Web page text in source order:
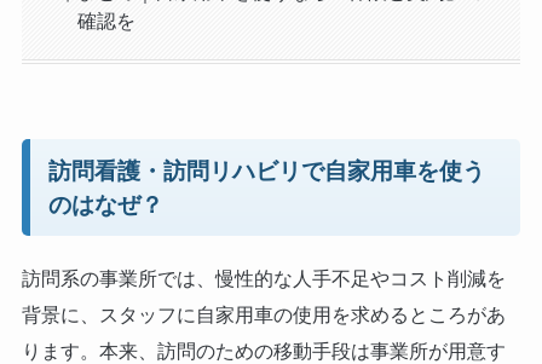
確認を
訪問看護・訪問リハビリで自家用車を使う
のはなぜ？
訪問系の事業所では、慢性的な人手不足やコスト削減を
背景に、スタッフに自家用車の使用を求めるところがあ
ります。本来、訪問のための移動手段は事業所が用意す